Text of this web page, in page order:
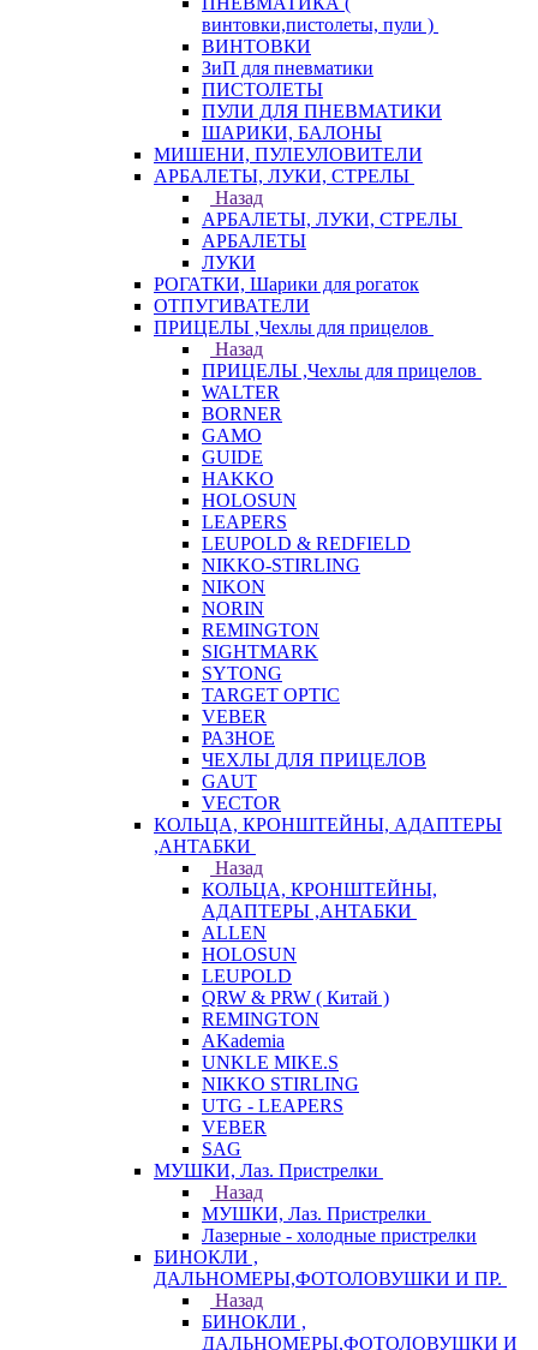
винтовки,пистолеты, пули )
ВИНТОВКИ
ЗиП для пневматики
ПИСТОЛЕТЫ
ПУЛИ ДЛЯ ПНЕВМАТИКИ
ШАРИКИ, БАЛОНЫ
МИШЕНИ, ПУЛЕУЛОВИТЕЛИ
АРБАЛЕТЫ, ЛУКИ, СТРЕЛЫ
Назад
АРБАЛЕТЫ, ЛУКИ, СТРЕЛЫ
АРБАЛЕТЫ
ЛУКИ
РОГАТКИ, Шарики для рогаток
ОТПУГИВАТЕЛИ
ПРИЦЕЛЫ ,Чехлы для прицелов
Назад
ПРИЦЕЛЫ ,Чехлы для прицелов
WALTER
BORNER
GAMO
GUIDE
HAKKO
HOLOSUN
LEAPERS
LEUPOLD & REDFIELD
NIKKO-STIRLING
NIKON
NORIN
REMINGTON
SIGHTMARK
SYTONG
TARGET OPTIC
VEBER
РАЗНОЕ
ЧЕХЛЫ ДЛЯ ПРИЦЕЛОВ
GAUT
VECTOR
КОЛЬЦА, КРОНШТЕЙНЫ, АДАПТЕРЫ
,АНТАБКИ
Назад
КОЛЬЦА, КРОНШТЕЙНЫ,
АДАПТЕРЫ ,АНТАБКИ
ALLEN
HOLOSUN
LEUPOLD
QRW & PRW ( Китай )
REMINGTON
AKademia
UNKLE MIKE.S
NIKKO STIRLING
UTG - LEAPERS
VEBER
SAG
МУШКИ, Лаз. Пристрелки
Назад
МУШКИ, Лаз. Пристрелки
Лазерные - холодные пристрелки
БИНОКЛИ ,
ДАЛЬНОМЕРЫ,ФОТОЛОВУШКИ И ПР.
Назад
БИНОКЛИ ,
ДАЛЬНОМЕРЫ,ФОТОЛОВУШКИ И